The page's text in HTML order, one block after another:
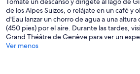
de los Alpes Suizos, o relájate en un café y
d'Eau lanzar un chorro de agua a una altura
(450 pies) por el aire. Durante las tardes,
Grand Théâtre de Genève para ver un
Ver menos